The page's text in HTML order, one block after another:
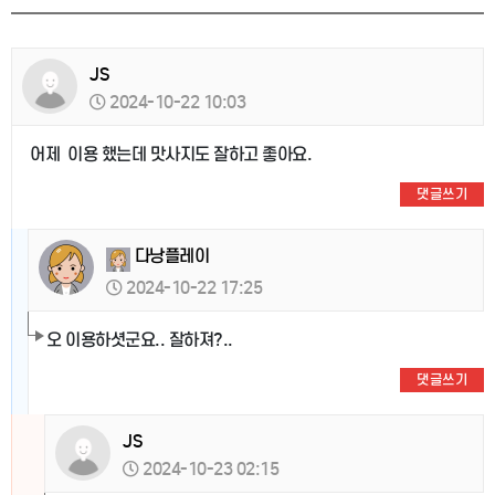
JS
2024-10-22 10:03
어제 이용 했는데 맛사지도 잘하고 좋아요.
댓글쓰기
다낭플레이
2024-10-22 17:25
오 이용하셧군요.. 잘하져?..
댓글쓰기
JS
2024-10-23 02:15